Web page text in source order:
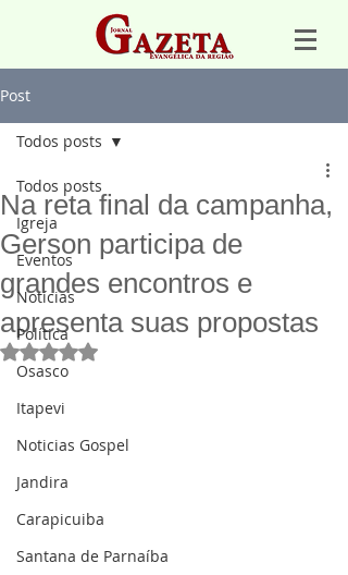
Post
Todos posts
Igreja
Eventos
Notícias
Política
Osasco
Itapevi
Noticias Gospel
Jandira
Carapicuiba
Santana de Parnaíba
Todos posts
Na reta final da campanha,
Gerson participa de
grandes encontros e
apresenta suas propostas
Avaliado com NaN de 5 estrelas.